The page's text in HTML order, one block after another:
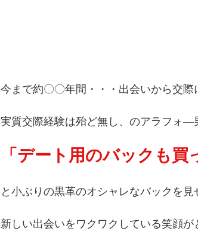
今まで約〇〇年間・・・出会いから交際
実質交際経験は殆ど無し、のアラフォ―
「デート用のバックも買
と小ぶりの黒革のオシャレなバックを見
新しい出会いをワクワクしている笑顔